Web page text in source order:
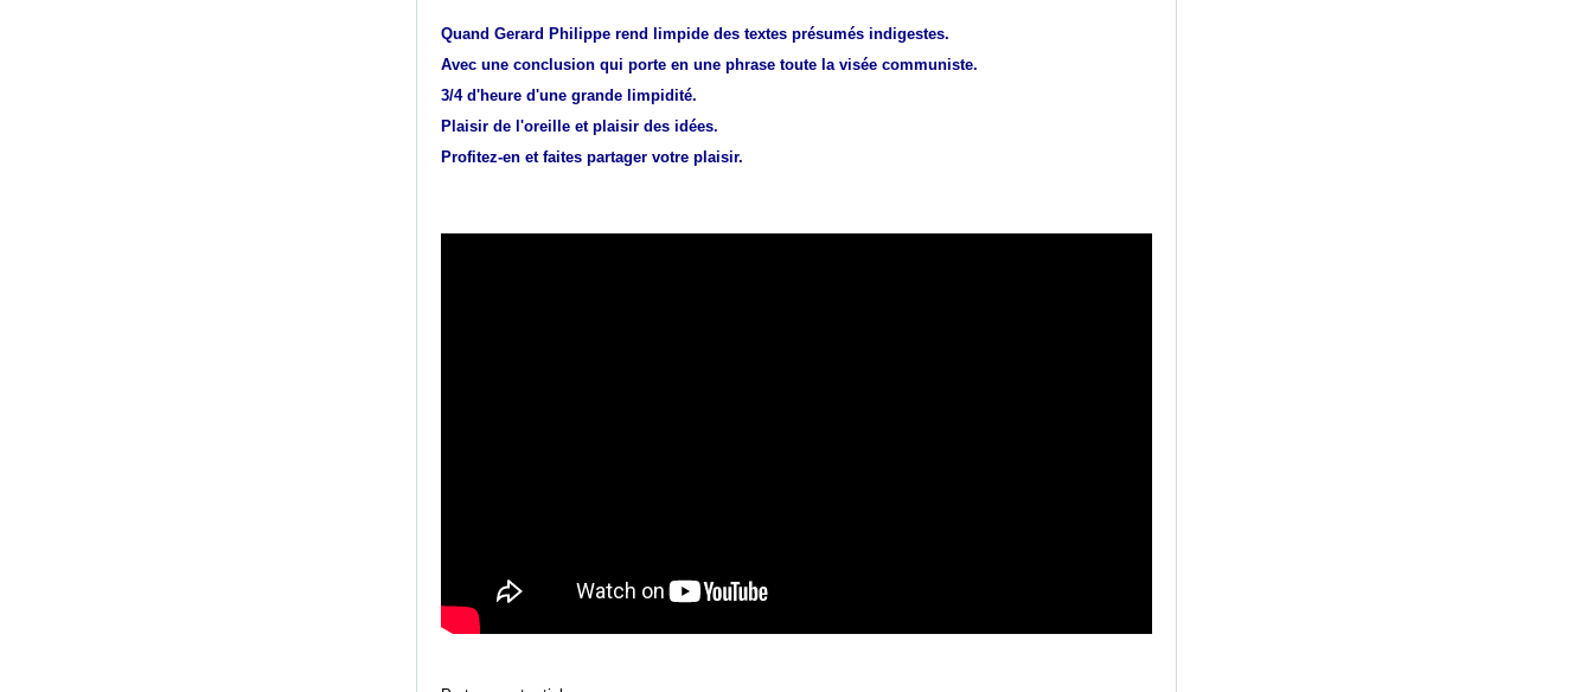
Quand Gerard Philippe rend limpide des textes présumés indigestes.
Avec une conclusion qui porte en une phrase toute la visée communiste.
3/4 d'heure d'une grande limpidité.
Plaisir de l'oreille et plaisir des idées.
Profitez-en et faites partager votre plaisir.